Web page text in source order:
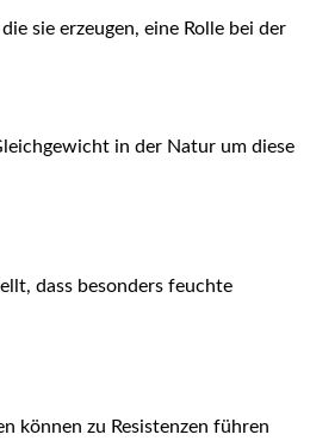
sie erzeugen, eine Rolle bei​ der
in der Natur um diese
dass besonders feuchte
können zu Resistenzen ‌führen